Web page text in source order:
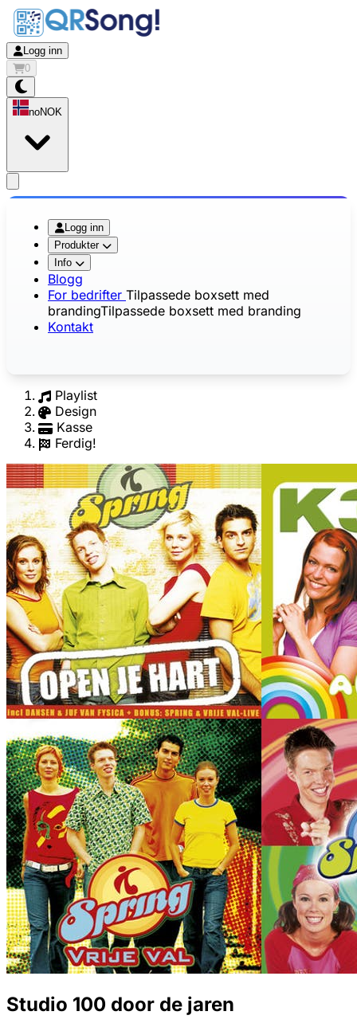
Logg inn
0
noNOK
Logg inn
Produkter
Info
Blogg
For bedrifter Tilpassede boxsett med
brandingTilpassede boxsett med branding
Kontakt
Playlist
Design
Kasse
Ferdig!
Studio 100 door de jaren